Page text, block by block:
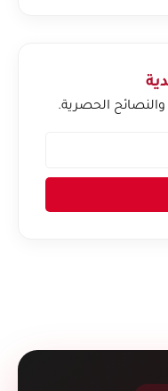
الحصرية.